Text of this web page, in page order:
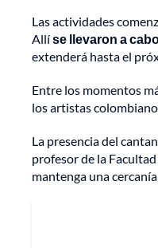
Las actividades
Allíse llevaron a
extenderá hasta el
Entre los momentos
los artistas
La presencia del
profesor de la
mantenga una